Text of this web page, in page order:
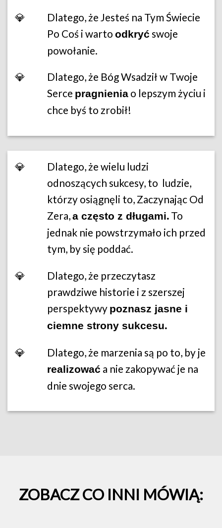
💎
Dlatego, że Jesteś na Tym Świecie
Po Coś i warto odkryć swoje
powołanie.
💎
Dlatego, że Bóg Wsadził w Twoje
Serce pragnieniao lepszym życiu i
chce byś to zrobił!
💎
Dlatego, że wielu ludzi
odnoszących sukcesy, to ludzie,
którzy osiągnęli to, Zaczynając Od
Zera,a często z długami.To
jednak nie powstrzymało ich przed
tym, by się poddać.
💎
Dlatego, że przeczytasz
prawdziwe historie i z szerszej
perspektywy poznasz jasne i
ciemne strony sukcesu.
💎 Dlatego, że marzenia są po to, by je
realizować a nie zakopywać je na
dnie swojego serca.
ZOBACZ CO INNI MÓWIĄ: